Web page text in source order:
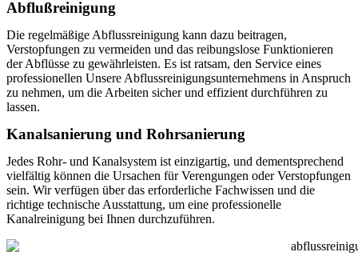
Abflußreinigung
Die regelmäßige Abflussreinigung kann dazu beitragen,
Verstopfungen zu vermeiden und das reibungslose Funktionieren
der Abflüsse zu gewährleisten. Es ist ratsam, den Service eines
professionellen Unsere Abflussreinigungsunternehmens in Anspruch
zu nehmen, um die Arbeiten sicher und effizient durchführen zu
lassen.
Kanalsanierung und Rohrsanierung
Jedes Rohr- und Kanalsystem ist einzigartig, und dementsprechend
vielfältig können die Ursachen für Verengungen oder Verstopfungen
sein. Wir verfügen über das erforderliche Fachwissen und die
richtige technische Ausstattung, um eine professionelle
Kanalreinigung bei Ihnen durchzuführen.